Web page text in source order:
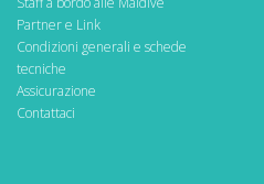
Partner e Link
Condizioni generali e schede
tecniche
Assicurazione
Contattaci